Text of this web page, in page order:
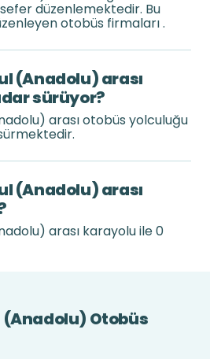
düzenlemektedir. Bu
otobüs firmaları .
(Anadolu) arası
sürüyor?
arası otobüs yolculuğu
(Anadolu) arası
arası karayolu ile 0
Otobüs